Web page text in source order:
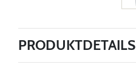
PRODUKTDETAILS